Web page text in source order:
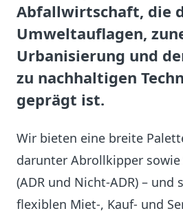
Abfallwirtschaft, die
Umweltauflagen,
Urbanisierung und
zu nachhaltigen
geprägt ist.
Wir bieten eine breite
darunter Abrollkipper sowie
(ADR und Nicht-ADR) – und
flexiblen Miet-, Kauf- und